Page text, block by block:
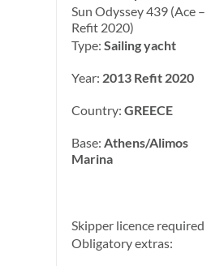
Sun Odyssey 439 (Ace –
Refit 2020)
Type: Sailing yacht
Year: 2013 Refit 2020
Country: GREECE
Base: Athens/Alimos
Marina
Skipper licence required
Obligatory extras: